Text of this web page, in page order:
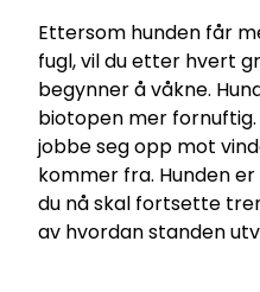
Ettersom hunden får
fugl, vil du etter hvert
begynner å våkne.
biotopen mer
jobbe seg opp mot
kommer fra. Hunden
du nå skal fortsette
av hvordan standen